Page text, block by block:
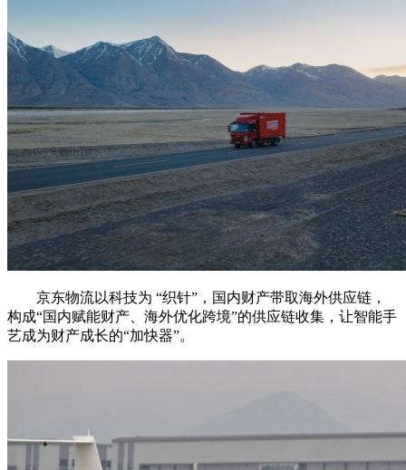
京东物流以科技为 “织针”，国内财产带取海外供应链，
构成“国内赋能财产、海外优化跨境”的供应链收集，让智能手
艺成为财产成长的“加快器”。